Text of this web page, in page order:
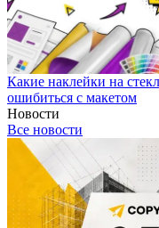
Какие наклейки на
ошибиться с макетом
Новости
Все новости